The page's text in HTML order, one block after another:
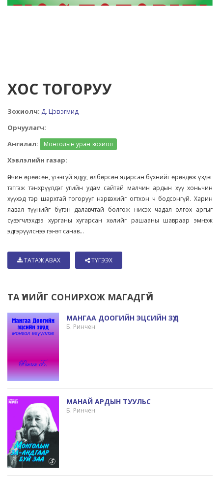
ХОС ТОГОРУУ
Зохиолч: Д. Цэвэгмид
Орчуулагч:
Ангилал:
Монголын уран зохиол
Хэвлэлийн газар:
Өнчин өрөөсөн, үгээгүй ядуу, өлбөрсөн ядарсан бүхнийг өрөвдөж үздэг
тэтгэж тэнхрүүлдэг угийн удам сайтай малчин ардын хүү хоньчин
хүүхэд тэр шархтай тогорууг нэрвэхийг огтхон ч бодсонгүй. Харин
яавал түүнийг бүтэн далавчтай болгож нисэх чадал олгох аргыг
сүвэгчлэхдээ хурганы хугарсан хөлийг рашааны шавраар эмнэж
эдгэрүүлснээ гэнэт санав...
ТАТАЖ АВАХ ТҮГЭЭХ
ТА ҮҮНИЙГ СОНИРХОЖ МАГАДГҮЙ
МАНГАА ДООГИЙН ЭЦСИЙН ЗҮҮД
Б. Ринчен
МАНАЙ АРДЫН ТУУЛЬС
Б. Ринчен